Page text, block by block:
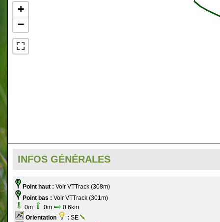
+
−
INFOS GÉNÉRALES
Point haut : Voir VTTrack (308m)
Point bas : Voir VTTrack (301m)
0m
0m
0.6km
Orientation
: SE